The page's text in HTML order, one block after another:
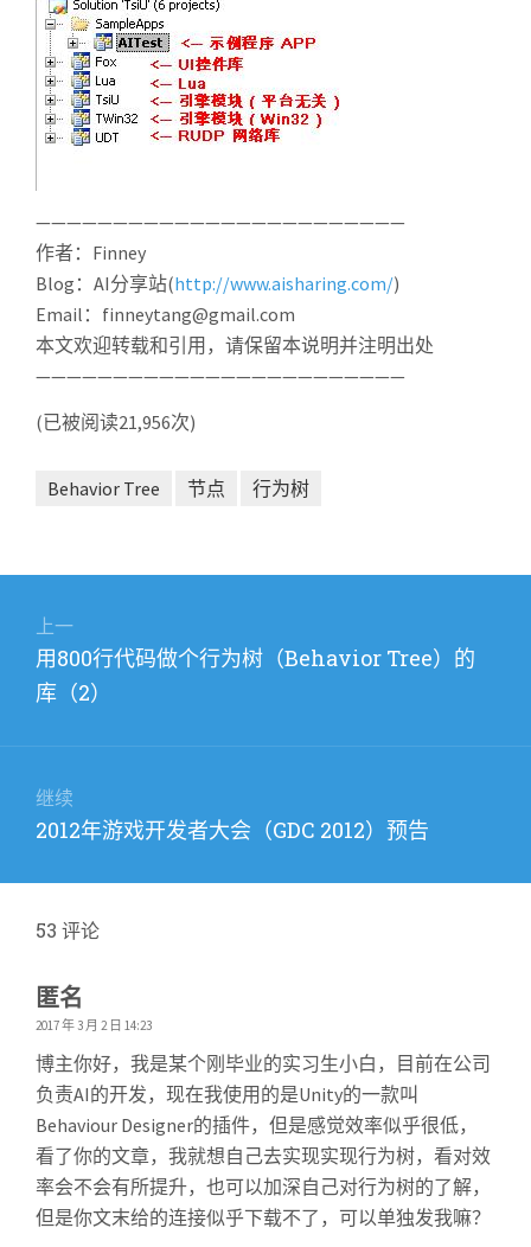
————————————————————————
作者：Finney
Blog：AI分享站(http://www.aisharing.com/)
Email：finneytang@gmail.com
本文欢迎转载和引用，请保留本说明并注明出处
————————————————————————
(已被阅读21,956次)
Behavior Tree 节点 行为树
上一
上
篇
用800行代码做个行为树（Behavior Tree）的
库（2）
继续
下
文
章：
2012年游戏开发者大会（GDC 2012）预告
53 评论
匿名
2017 年 3 月 2 日 14:23
博主你好，我是某个刚毕业的实习生小白，目前在公司
负责AI的开发，现在我使用的是Unity的一款叫
Behaviour Designer的插件，但是感觉效率似乎很低，
看了你的文章，我就想自己去实现实现行为树，看对效
率会不会有所提升，也可以加深自己对行为树的了解，
但是你文末给的连接似乎下载不了，可以单独发我嘛？